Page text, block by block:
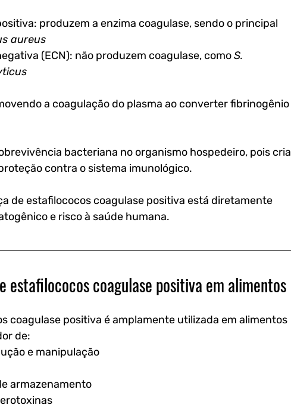
: produzem a enzima coagulase, sendo o principal
aureus
(ECN): não produzem coagulase, como S.
a coagulação do plasma ao converter fibrinogênio
bacteriana no organismo hospedeiro, pois cria
contra o sistema imunológico.
de estafilococos coagulase positiva está diretamente
e risco à saúde humana.
estafilococos coagulase positiva em alimentos
coagulase positiva é amplamente utilizada em alimentos
de:
e manipulação
armazenamento